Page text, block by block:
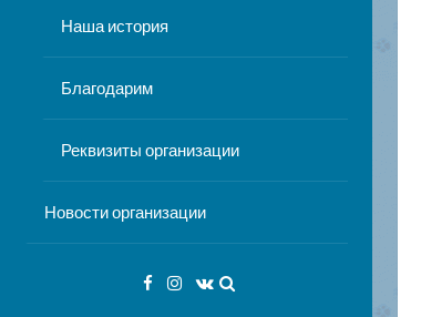
Наша история
Благодарим
Реквизиты организации
Новости организации
Facebook
Instagram
VK